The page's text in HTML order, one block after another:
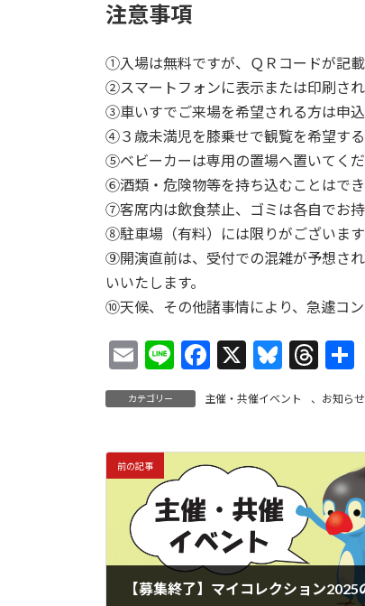
注意事項
①入場は無料ですが、ＱＲコードが記
②スマートフォンに表示または印刷さ
③車いすでご来場を希望される方は申
④３歳未満児を膝乗せで観覧を希望す
⑤ベビーカーは専用の置場へ置いてく
⑥酒類・危険物等を持ち込むことはでき
⑦客席内は飲食禁止、ゴミは各自でお持
⑧駐車場（有料）には限りがございま
⑨開演直前は、受付での混雑が予想さ
いいたします。
⑩天候、その他諸事情により、急遽コン
E
m
ai
Li
n
e
F
e
o
o
k
X
Bl
es
T
ea
カテゴリー 主催・共催イベント 、 お知らせ
前の記事